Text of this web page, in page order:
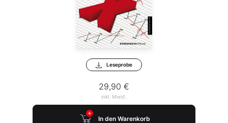
Leseprobe
29,90 €
inkl. Mwst.
In den Warenkorb